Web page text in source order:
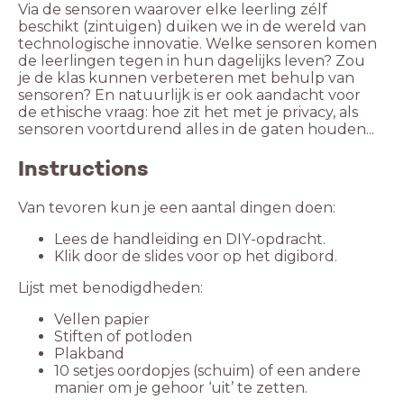
Via de sensoren waarover elke leerling zélf
beschikt (zintuigen) duiken we in de wereld van
technologische innovatie. Welke sensoren komen
de leerlingen tegen in hun dagelijks leven? Zou
je de klas kunnen verbeteren met behulp van
sensoren? En natuurlijk is er ook aandacht voor
de ethische vraag: hoe zit het met je privacy, als
sensoren voortdurend alles in de gaten houden...
Instructions
Van tevoren kun je een aantal dingen doen:
Lees de handleiding en DIY-opdracht.
Klik door de slides voor op het digibord.
Lijst met benodigdheden:
Vellen papier
Stiften of potloden
Plakband
10 setjes oordopjes (schuim) of een andere
manier om je gehoor ‘uit’ te zetten.